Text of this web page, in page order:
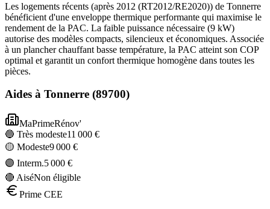
Les logements récents (après 2012 (RT2012/RE2020)) de Tonnerre
bénéficient d'une enveloppe thermique performante qui maximise le
rendement de la PAC. La faible puissance nécessaire (9 kW)
autorise des modèles compacts, silencieux et économiques. Associée
à un plancher chauffant basse température, la PAC atteint son COP
optimal et garantit un confort thermique homogène dans toutes les
pièces.
Aides à Tonnerre (89700)
MaPrimeRénov'
🔵 Très modeste11 000 €
🟡 Modeste9 000 €
🟣 Interm.5 000 €
🔴 AiséNon éligible
Prime CEE